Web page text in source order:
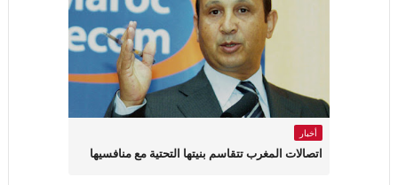
أخبار
اتصالات المغرب تتقاسم بنيتها التحتية مع منافسيها